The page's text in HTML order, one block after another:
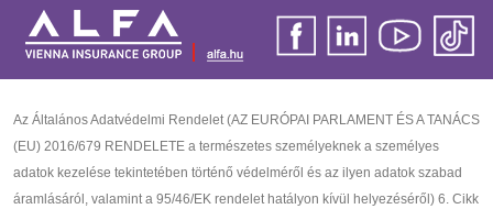
Az Általános Adatvédelmi Rendelet (AZ EURÓPAI PARLAMENT ÉS A TANÁCS
(EU) 2016/679 RENDELETE a természetes személyeknek a személyes
adatok kezelése tekintetében történő védelméről és az ilyen adatok szabad
áramlásáról, valamint a 95/46/EK rendelet hatályon kívül helyezéséről) 6. Cikk